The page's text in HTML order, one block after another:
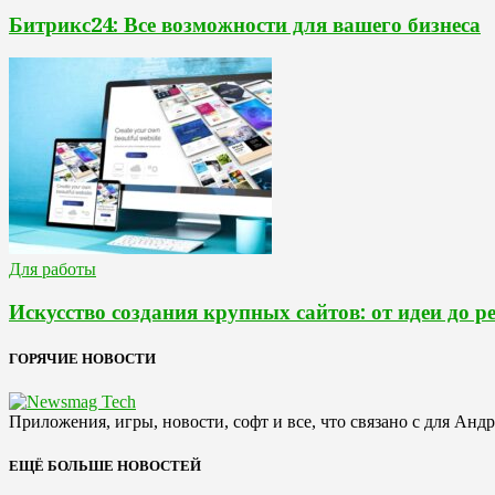
Битрикс24: Все возможности для вашего бизнеса
Для работы
Искусство создания крупных сайтов: от идеи до
ГОРЯЧИЕ НОВОСТИ
Приложения, игры, новости, софт и все, что связано с для
ЕЩЁ БОЛЬШЕ НОВОСТЕЙ